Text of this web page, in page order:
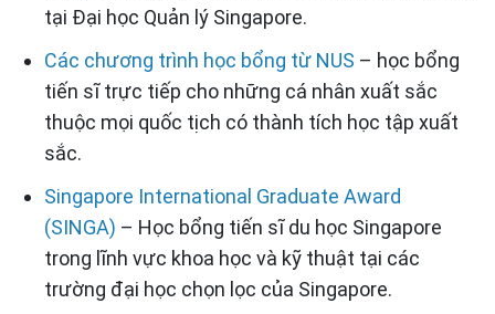
tại Đại học Quản lý Singapore.
Các chương trình học bổng từ NUS – học bổng
tiến sĩ trực tiếp cho những cá nhân xuất sắc
thuộc mọi quốc tịch có thành tích học tập xuất
sắc.
Singapore International Graduate Award
(SINGA) – Học bổng tiến sĩ du học Singapore
trong lĩnh vực khoa học và kỹ thuật tại các
trường đại học chọn lọc của Singapore.